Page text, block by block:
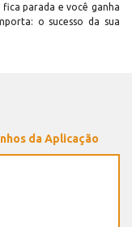
fica parada e você ganha
o sucesso da sua
da Aplicação